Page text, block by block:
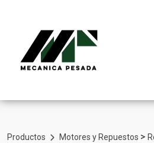
Productos Motores y Repuestos >